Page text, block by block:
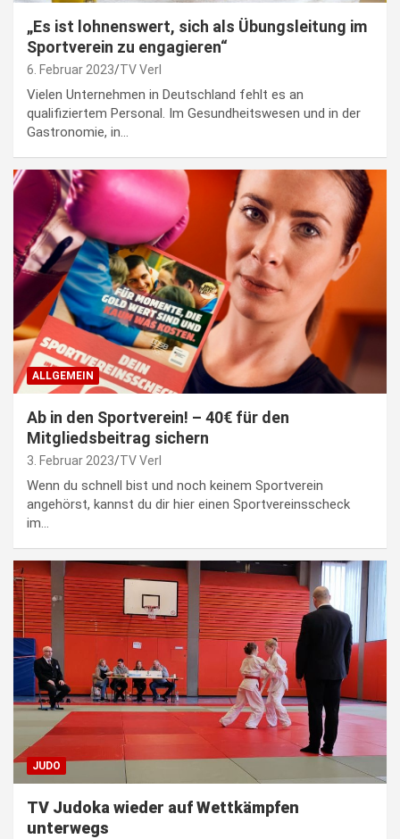
„Es ist lohnenswert, sich als Übungsleitung im
Sportverein zu engagieren“
6. Februar 2023 TV Verl
Vielen Unternehmen in Deutschland fehlt es an
qualifiziertem Personal. Im Gesundheitswesen und in der
Gastronomie, in…
ALLGEMEIN
Ab in den Sportverein! – 40€ für den
Mitgliedsbeitrag sichern
3. Februar 2023 TV Verl
Wenn du schnell bist und noch keinem Sportverein
angehörst, kannst du dir hier einen Sportvereinsscheck
im…
JUDO
TV Judoka wieder auf Wettkämpfen
unterwegs